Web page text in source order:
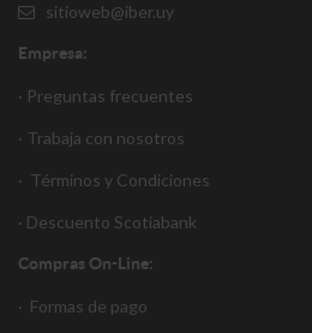
sitioweb@iber.uy
Empresa:
· Preguntas frecuentes
· Trabaja con nosotros
· Términos y Condiciones
· Descuento Scotiabank
Compras On-Line:
· Formas de pago